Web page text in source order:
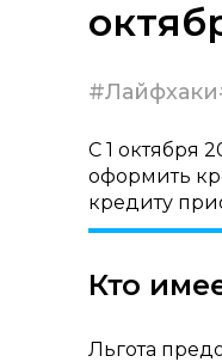
#Лайфхаки
С 1 октября
оформить
кредиту
Кто
Льгота